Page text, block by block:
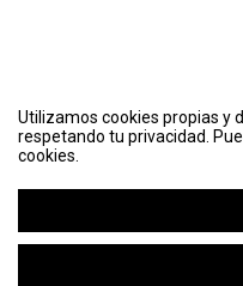
Utilizamos cookies propias y
respetando tu privacidad.
cookies.